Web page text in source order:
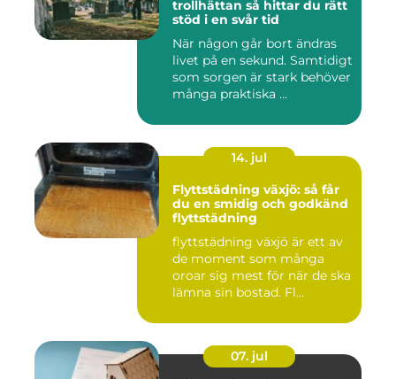
trollhättan så hittar du rätt
stöd i en svår tid
När någon går bort ändras
livet på en sekund. Samtidigt
som sorgen är stark behöver
många praktiska ...
14. jul
Flyttstädning växjö: så får
du en smidig och godkänd
flyttstädning
flyttstädning växjö är ett av
de moment som många
oroar sig mest för när de ska
lämna sin bostad. Fl...
07. jul